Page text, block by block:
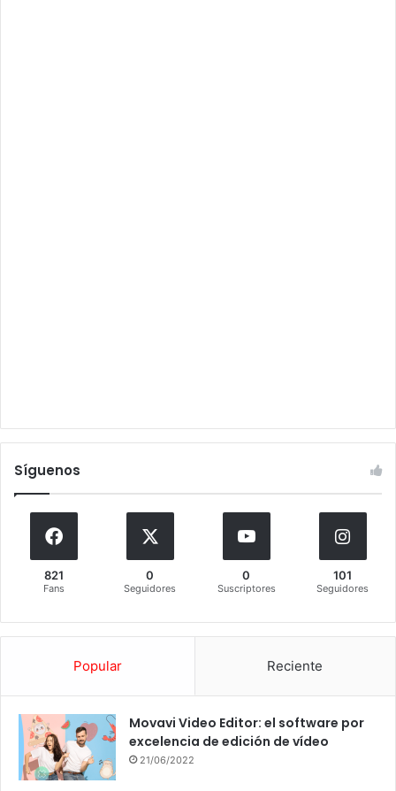
Síguenos
821
Fans
0
Seguidores
0
Suscriptores
101
Seguidores
Popular Reciente
Movavi Video Editor: el software por
excelencia de edición de vídeo
21/06/2022